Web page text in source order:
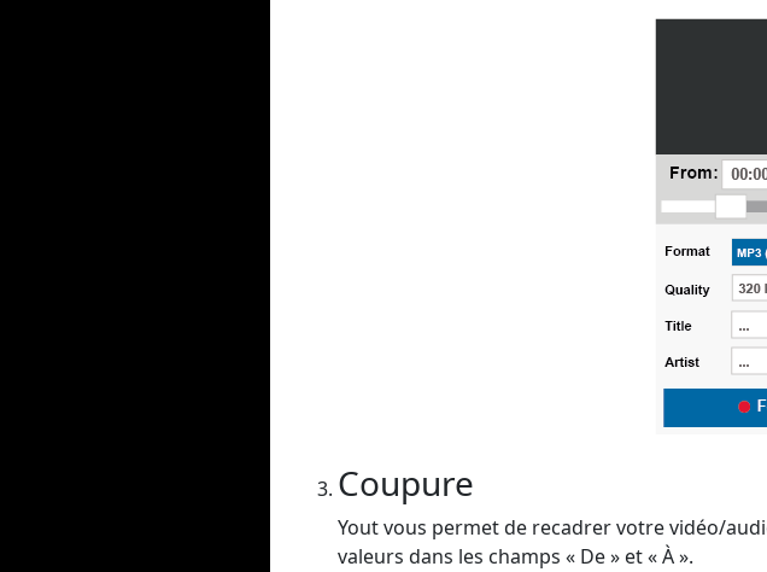
Coupure
Yout vous permet de recadrer votre vidéo/
valeurs dans les champs « De » et « À ».